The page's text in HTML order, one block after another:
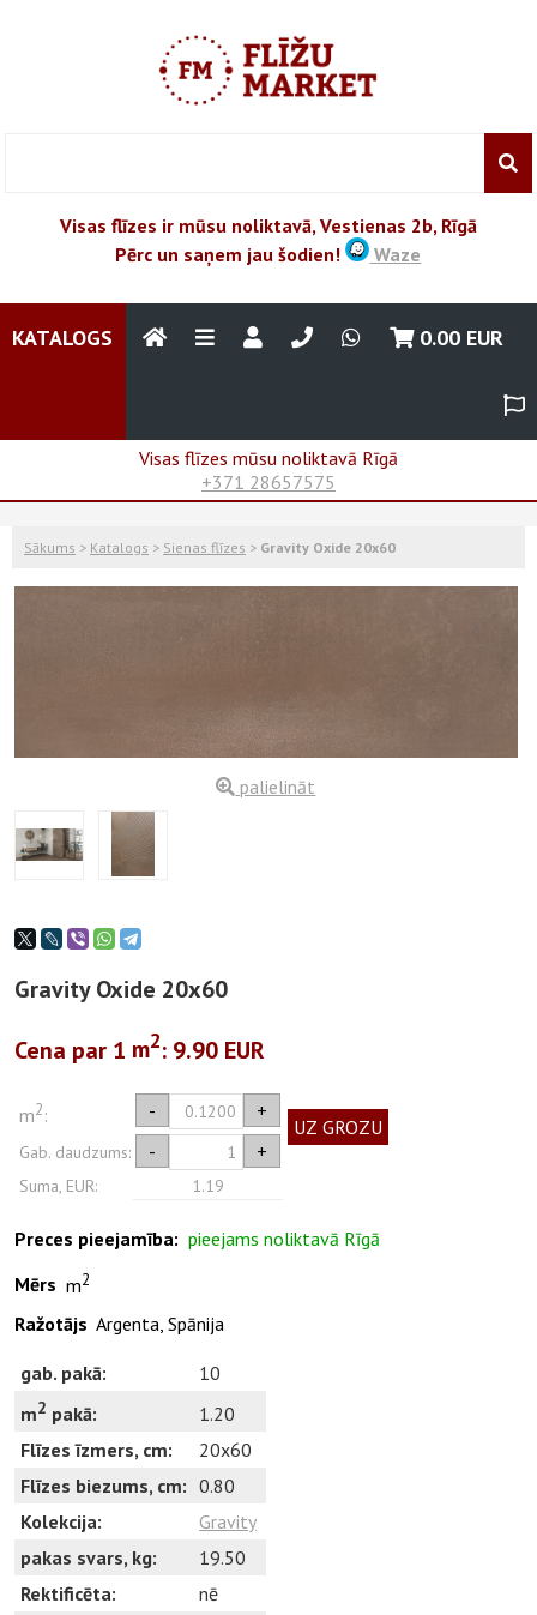
Visas flīzes ir mūsu noliktavā, Vestienas 2b, Rīgā
Pērc un saņem jau šodien!
Waze
KATALOGS 0.00 EUR
Visas flīzes mūsu noliktavā Rīgā
+371 28657575
Sākums > Katalogs > Sienas flīzes > Gravity Oxide 20x60
palielināt
Gravity Oxide 20x60
Cena par 1 m2: 9.90 EUR
m2: - +
Gab. daudzums: - +
Suma, EUR: 1.19
UZ GROZU
Preces pieejamība: pieejams noliktavā Rīgā
Mērs m2
Ražotājs Argenta, Spānija
gab. pakā:
10
m2 pakā:
1.20
Flīzes īzmers, cm:
20x60
Flīzes biezums, cm: 0.80
Kolekcija:
Gravity
pakas svars, kg:
19.50
Rektificēta:
nē